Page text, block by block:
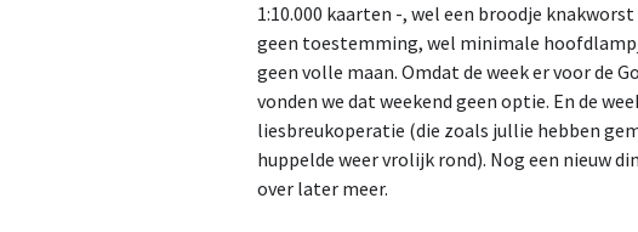
1:10.000 kaarten -, wel een broodje
geen toestemming, wel minimale
geen volle maan. Omdat de week er voor de
vonden we dat weekend geen optie. En de
liesbreukoperatie (die zoals jullie hebben
huppelde weer vrolijk rond). Nog een nieuw
over later meer.